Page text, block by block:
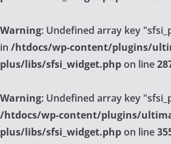
Warning: Undefined array key
in /htdocs/wp-content/plugins/
plus/libs/sfsi_widget.phpon line
Warning: Undefined array key
/htdocs/wp-content/plugins/
plus/libs/sfsi_widget.phpon line